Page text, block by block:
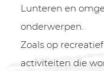
Lunteren en
onderwerpen.
Zoals op
activiteiten die